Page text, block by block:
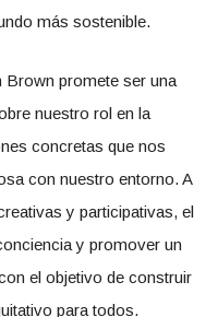
más sostenible.
Brown promete ser una
nuestro rol en la
concretas que nos
con nuestro entorno. A
y participativas, el
y promover un
el objetivo de construir
para todos.